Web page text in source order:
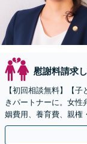
慰謝料請求
【初回相談無料】【
きパートナーに。女性
姻費用、養育費、親権
を！【子連れ相談可】